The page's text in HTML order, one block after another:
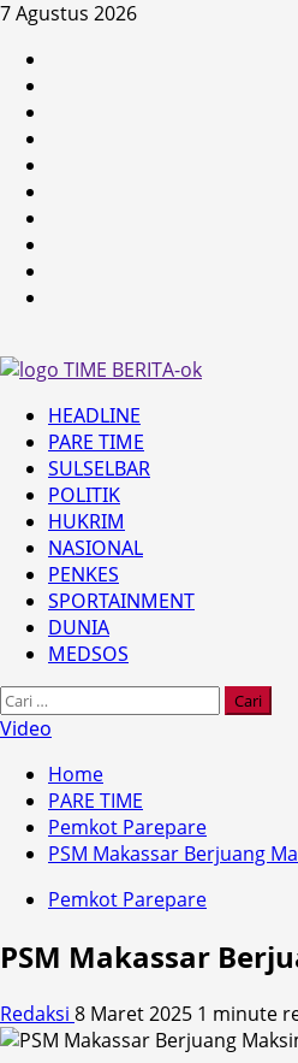
Skip
content
7 Agustus 2026
Primary
Menu
HEADLINE
PARE TIME
SULSELBAR
POLITIK
HUKRIM
NASIONAL
PENKES
SPORTAINMENT
DUNIA
MEDSOS
Cari
untuk:
Video
Home
PARE TIME
Pemkot Parepare
PSM Makassar Berjuang
Pemkot Parepare
PSM Makassar
Redaksi 8 Maret 2025 1 minute